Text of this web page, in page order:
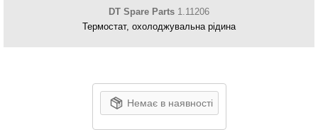
DT Spare Parts 1.11206
Термостат, охолоджувальна рідина
Немає в наявності